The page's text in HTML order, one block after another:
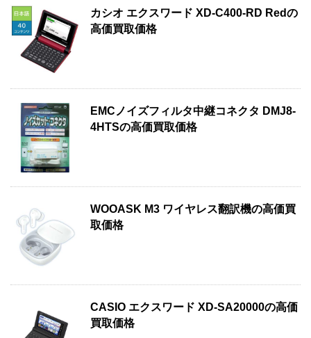
カシオ エクスワード XD-C400-RD Redの
高価買取価格
EMCノイズフィルタ中継コネクタ DMJ8-
4HTSの高価買取価格
WOOASK M3 ワイヤレス翻訳機の高価買
取価格
CASIO エクスワード XD-SA20000の高価
買取価格